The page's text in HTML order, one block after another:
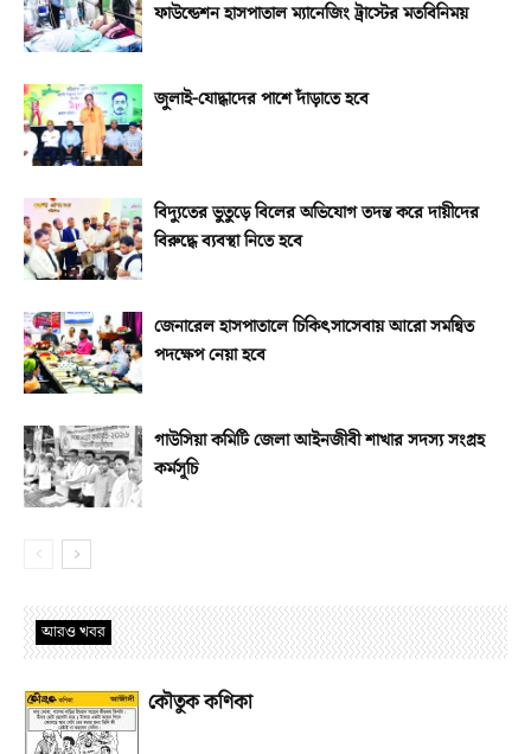
ফাউন্ডেশন হাসপাতাল ম্যানেজিং ট্রাস্টের মতবিনিময়
জুলাই-যোদ্ধাদের পাশে দাঁড়াতে হবে
বিদ্যুতের ভুতুড়ে বিলের অভিযোগ তদন্ত করে দায়ীদের
বিরুদ্ধে ব্যবস্থা নিতে হবে
জেনারেল হাসপাতালে চিকিৎসাসেবায় আরো সমন্বিত
পদক্ষেপ নেয়া হবে
গাউসিয়া কমিটি জেলা আইনজীবী শাখার সদস্য সংগ্রহ
কর্মসূচি
আরও খবর
কৌতুক কণিকা